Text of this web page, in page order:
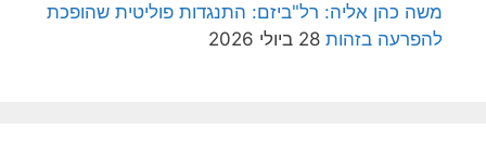
משה כהן אליה: רל"ביזם: התנגדות פוליטית שהופכת
להפרעה בזהות 28 ביולי 2026